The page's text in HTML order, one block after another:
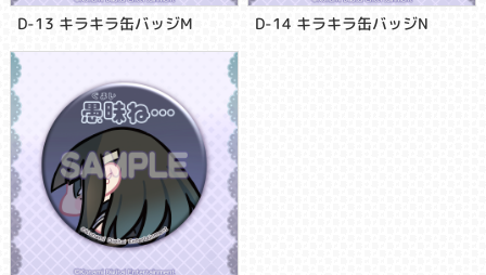
D-13 キラキラ缶バッジM D-14 キラキラ缶バッジN